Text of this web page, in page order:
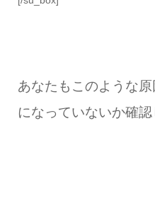
あなたもこのような
になっていないか確認